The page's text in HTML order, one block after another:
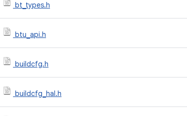
bt_types.h
btu_api.h
buildcfg.h
buildcfg_hal.h